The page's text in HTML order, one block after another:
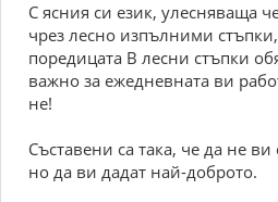
С ясния си език, улесняваща
чрез лесно изпълними
поредицата В лесни стъпки
важно за ежедневната ви
не!
Съставени са така, че да не
но да ви дадат най-доброто.